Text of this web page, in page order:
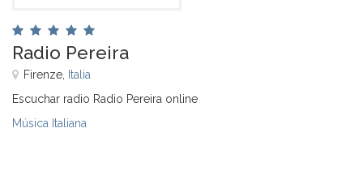
Radio Pereira
Firenze, Italia
Escuchar radio Radio Pereira online
Música Italiana